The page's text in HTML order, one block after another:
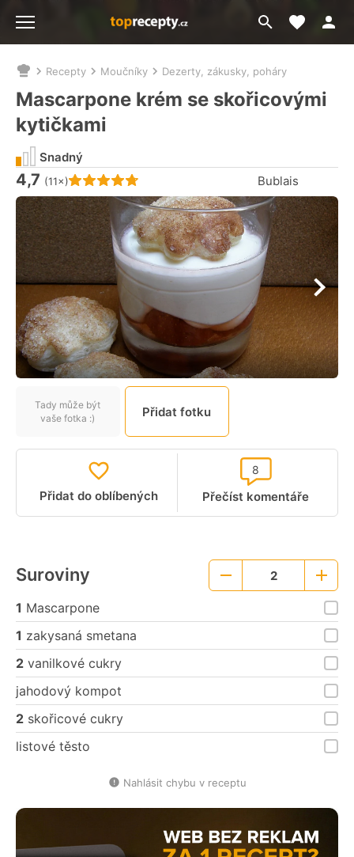
Přejít
na
Moje
Nacházíte
se
zde:
Recepty Moučníky Dezerty, zákusky, poháry
Mascarpone krém se skořicovými
kytičkami
Hodnocení receptu je
4,7 (11×) Bublais
Snadný
Tady může být
vaše fotka :)
Přidat fotku
Přidat do oblíbených Přečíst komentáře
8
Suroviny 2
Větší
porce
1 Mascarpone
1 zakysaná smetana
2 vanilkové cukry
jahodový kompot
2 skořicové cukry
listové těsto
Nahlásit chybu v receptu